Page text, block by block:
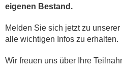
eigenen Bestand.
Melden Sie sich jetzt zu unserer
alle wichtigen Infos zu erhalten.
Wir freuen uns über Ihre